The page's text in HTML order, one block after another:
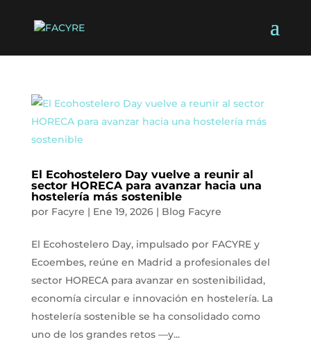
El Ecohostelero Day vuelve a reunir al
sector HORECA para avanzar hacia una
hostelería más sostenible
por Facyre | Ene 19, 2026| Blog Facyre
El Ecohostelero Day, impulsado por FACYRE y
Ecoembes, reúne en Madrid a profesionales del
sector HORECA para avanzar en sostenibilidad,
economía circular e innovación en hostelería. La
hostelería sostenible se ha consolidado como
uno de los grandes retos —y...